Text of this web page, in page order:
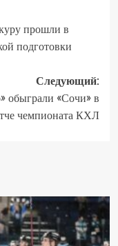
прошли в
подготовки
Следующий:
обыграли «Сочи» в
чемпионата КХЛ